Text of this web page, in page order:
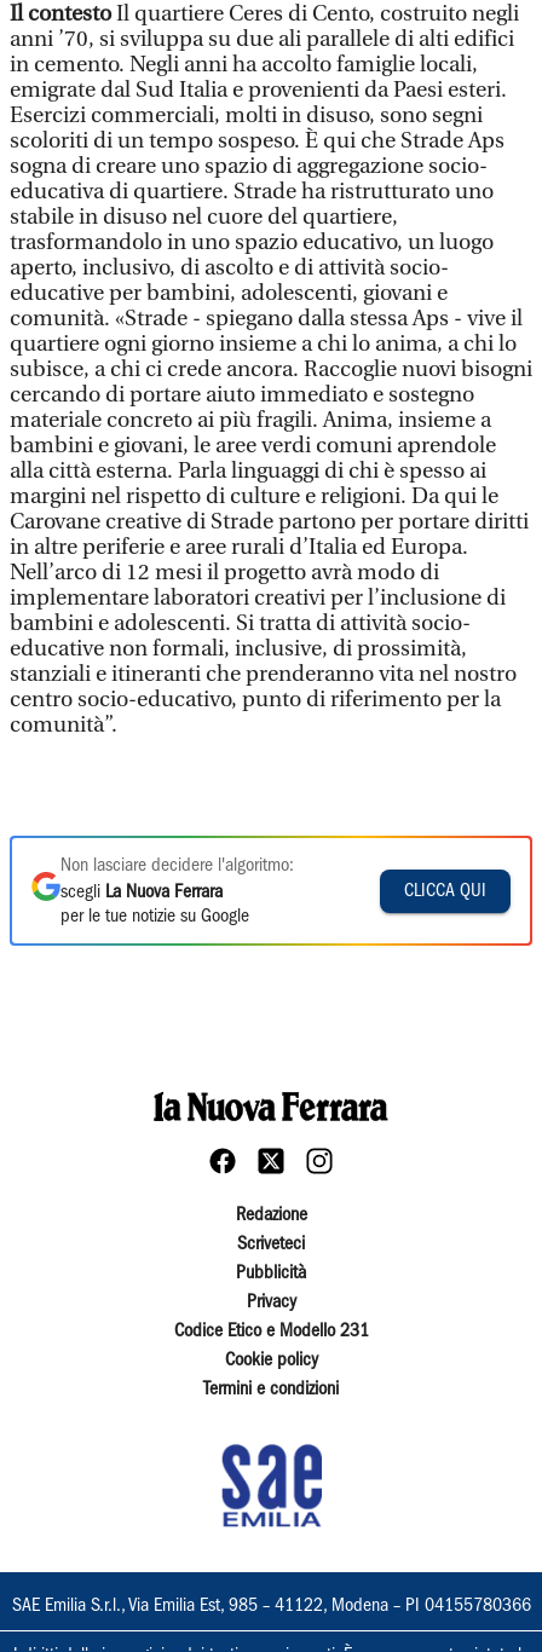
Il contestoIl quartiere Ceres di Cento, costruito negli
anni ’70, si sviluppa su due ali parallele di alti edifici
in cemento. Negli anni ha accolto famiglie locali,
emigrate dal Sud Italia e provenienti da Paesi esteri.
Esercizi commerciali, molti in disuso, sono segni
scoloriti di un tempo sospeso. È qui che Strade Aps
sogna di creare uno spazio di aggregazione socio-
educativa di quartiere. Strade ha ristrutturato uno
stabile in disuso nel cuore del quartiere,
trasformandolo in uno spazio educativo, un luogo
aperto, inclusivo, di ascolto e di attività socio-
educative per bambini, adolescenti, giovani e
comunità. «Strade - spiegano dalla stessa Aps - vive il
quartiere ogni giorno insieme a chi lo anima, a chi lo
subisce, a chi ci crede ancora. Raccoglie nuovi bisogni
cercando di portare aiuto immediato e sostegno
materiale concreto ai più fragili. Anima, insieme a
bambini e giovani, le aree verdi comuni aprendole
alla città esterna. Parla linguaggi di chi è spesso ai
margini nel rispetto di culture e religioni. Da qui le
Carovane creative di Strade partono per portare diritti
in altre periferie e aree rurali d’Italia ed Europa.
Nell’arco di 12 mesi il progetto avrà modo di
implementare laboratori creativi per l’inclusione di
bambini e adolescenti. Si tratta di attività socio-
educative non formali, inclusive, di prossimità,
stanziali e itineranti che prenderanno vita nel nostro
centro socio-educativo, punto di riferimento per la
comunità”.
Non lasciare decidere l'algoritmo:
scegli La Nuova Ferrara
per le tue notizie su Google
CLICCA QUI
Redazione
Scriveteci
Pubblicità
Privacy
Codice Etico e Modello 231
Cookie policy
Termini e condizioni
SAE Emilia S.r.l., Via Emilia Est, 985 – 41122, Modena – PI 04155780366